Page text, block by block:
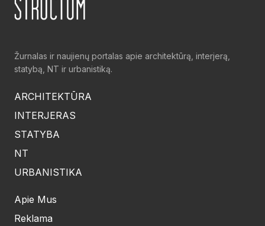
Žurnalas ir naujienų portalas apie architektūrą, interjerą,
statybą, NT ir urbanistiką.
ARCHITEKTŪRA
INTERJERAS
STATYBA
NT
URBANISTIKA
Apie Mus
Reklama